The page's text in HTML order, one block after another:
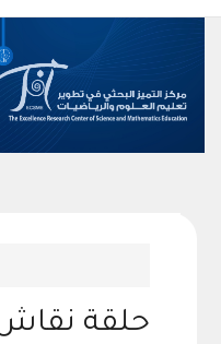
حلقة